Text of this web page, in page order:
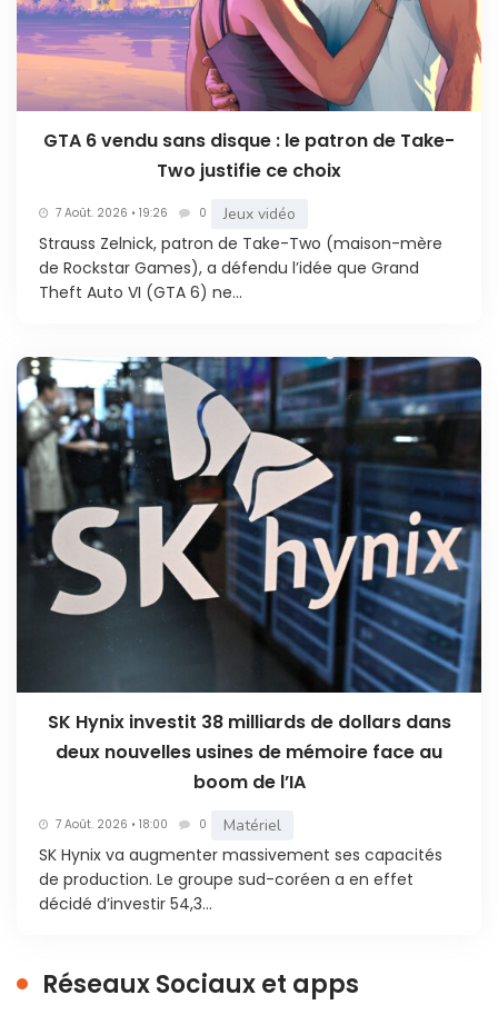
GTA 6 vendu sans disque : le patron de Take-
Two justifie ce choix
7 Août. 2026 • 19:26 0 Jeux vidéo
Strauss Zelnick, patron de Take-Two (maison-mère
de Rockstar Games), a défendu l’idée que Grand
Theft Auto VI (GTA 6) ne...
SK Hynix investit 38 milliards de dollars dans
deux nouvelles usines de mémoire face au
boom de l’IA
7 Août. 2026 • 18:00 0 Matériel
SK Hynix va augmenter massivement ses capacités
de production. Le groupe sud-coréen a en effet
décidé d’investir 54,3...
Réseaux Sociaux et apps